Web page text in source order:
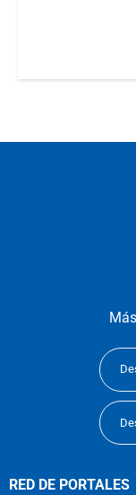
RED DE PORTALES